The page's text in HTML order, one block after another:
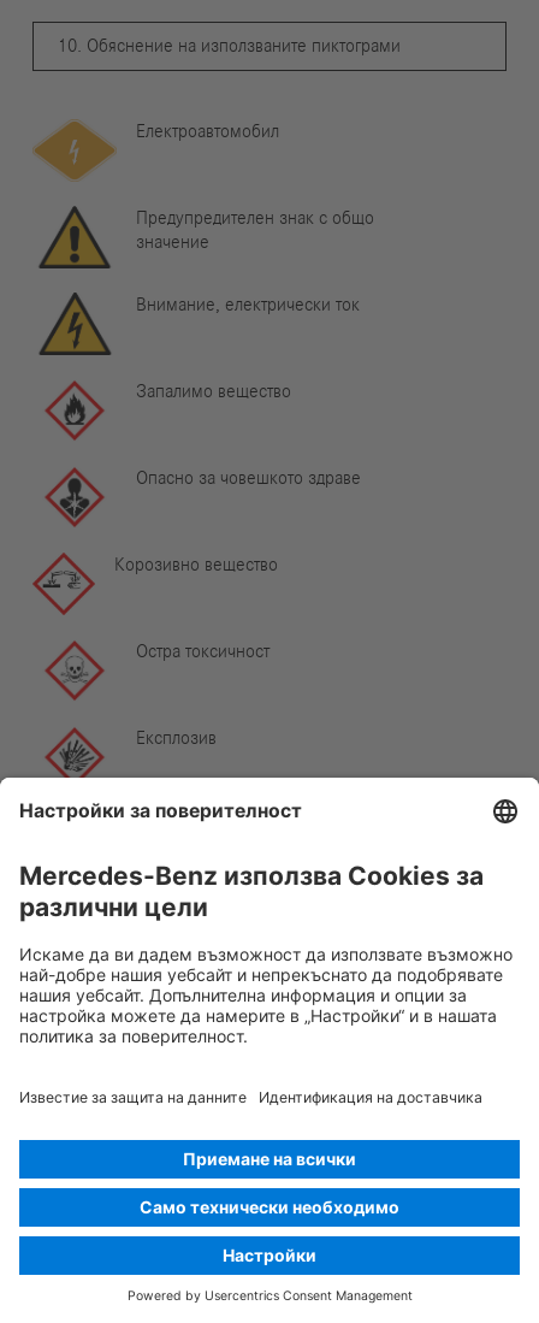
10. Обяснение на използваните пиктограми
Електроавтомобил
Предупредителен знак с общо
значение
Внимание, електрически ток
Запалимо вещество
Опасно за човешкото здраве
Корозивно вещество
Остра токсичност
Експлозив
Използвайте вода за гасене на огъня
Използвайте инфрачервена
Преден капак
Компонент от климатизацията
Внимание, ниска температура